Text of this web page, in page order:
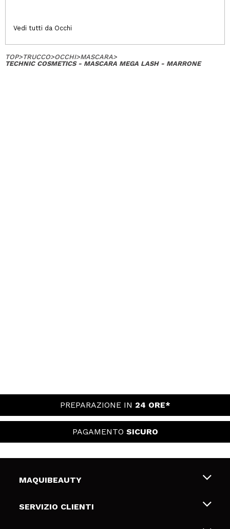
Vedi tutti da Occhi
TOP>TRUCCO>OCCHI>MASCARA>
TECHNIC COSMETICS - MASCARA MEGA LASH - MARRONE
PREPARAZIONE IN 24 ORE*
PAGAMENTO SICURO
MAQUIBEAUTY
Chi siamo
SERVIZIO CLIENTI